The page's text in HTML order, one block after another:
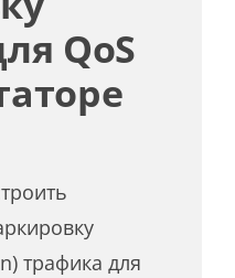
QoS
трафика для